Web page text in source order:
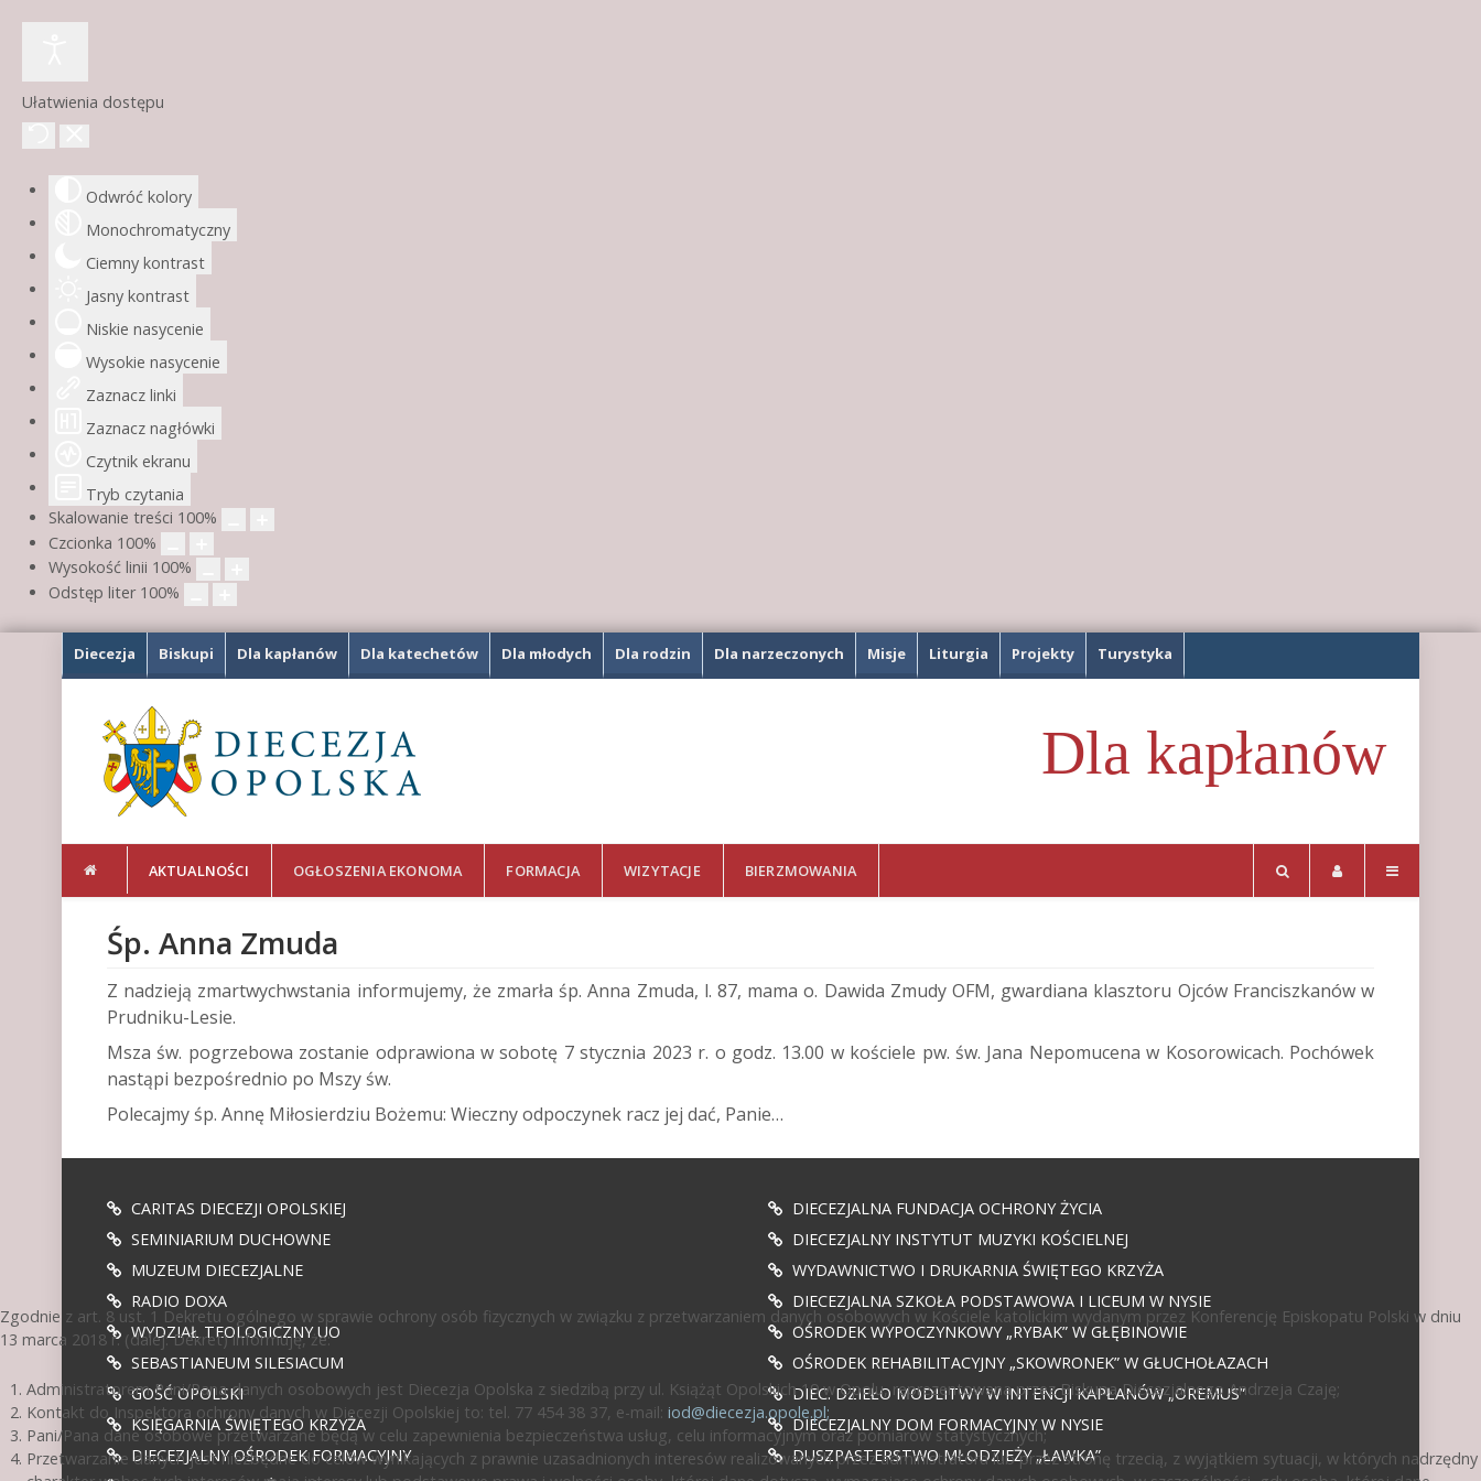
Ułatwienia dostępu
Odwróć kolory
Monochromatyczny
Ciemny kontrast
Jasny kontrast
Niskie nasycenie
Wysokie nasycenie
Zaznacz linki
Zaznacz nagłówki
Czytnik ekranu
Tryb czytania
Skalowanie treści 100%
Czcionka 100%
Wysokość linii 100%
Odstęp liter 100%
Diecezja Biskupi Dla kapłanów Dla katechetów Dla młodych Dla rodzin Dla narzeczonych Misje Liturgia Projekty Turystyka
Dla kapłanów
AKTUALNOŚCI OGŁOSZENIA EKONOMA FORMACJA WIZYTACJE BIERZMOWANIA
Śp. Anna Zmuda
Z nadzieją zmartwychwstania informujemy, że zmarła śp. Anna Zmuda, l. 87, mama o. Dawida Zmudy OFM, gwardiana klasztoru Ojców Franciszkanów w
Prudniku-Lesie.
Msza św. pogrzebowa zostanie odprawiona w sobotę 7 stycznia 2023 r. o godz. 13.00 w kościele pw. św. Jana Nepomucena w Kosorowicach. Pochówek
nastąpi bezpośrednio po Mszy św.
Polecajmy śp. Annę Miłosierdziu Bożemu: Wieczny odpoczynek racz jej dać, Panie…
CARITAS DIECEZJI OPOLSKIEJ
SEMINIARIUM DUCHOWNE
MUZEUM DIECEZJALNE
RADIO DOXA
WYDZIAŁ TEOLOGICZNY UO
SEBASTIANEUM SILESIACUM
GOŚĆ OPOLSKI
KSIĘGARNIA ŚWIĘTEGO KRZYŻA
DIECEZJALNY OŚRODEK FORMACYJNY
DIECEZJALNA FUNDACJA OCHRONY ŻYCIA
DIECEZJALNY INSTYTUT MUZYKI KOŚCIELNEJ
WYDAWNICTWO I DRUKARNIA ŚWIĘTEGO KRZYŻA
DIECEZJALNA SZKOŁA PODSTAWOWA I LICEUM W NYSIE
OŚRODEK WYPOCZYNKOWY „RYBAK” W GŁĘBINOWIE
OŚRODEK REHABILITACYJNY „SKOWRONEK” W GŁUCHOŁAZACH
DIEC. DZIEŁO MODLITWY W INTENCJI KAPŁANÓW „OREMUS”
DIECEZJALNY DOM FORMACYJNY W NYSIE
DUSZPASTERSTWO MŁODZIEŻY „ŁAWKA”
Zgodnie z art. 8 ust. 1 Dekretu ogólnego w sprawie ochrony osób fizycznych w związku z przetwarzaniem danych osobowych w Kościele katolickim wydanym przez Konferencję Episkopatu Polski w dniu
13 marca 2018 r. (dalej: Dekret) informuję, że:
Administratorem Pani/Pana danych osobowych jest Diecezja Opolska z siedzibą przy ul. Książąt Opolskich 19 w Opolu, reprezentowana przez Biskupa Diecezjalnego Andrzeja Czaję;
Kontakt do Inspektora ochrony danych w Diecezji Opolskiej to: tel. 77 454 38 37, e-mail: iod@diecezja.opole.pl;
Pani/Pana dane osobowe przetwarzane będą w celu zapewnienia bezpieczeństwa usług, celu informacyjnym oraz pomiarów statystycznych;
Przetwarzanie danych jest niezbędne do celów wynikających z prawnie uzasadnionych interesów realizowanych przez administratora lub przez stronę trzecią, z wyjątkiem sytuacji, w których nadrzędny